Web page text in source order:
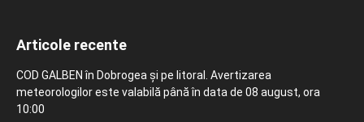
Articole recente
COD GALBEN în Dobrogea și pe litoral. Avertizarea
meteorologilor este valabilă până în data de 08 august, ora
10:00